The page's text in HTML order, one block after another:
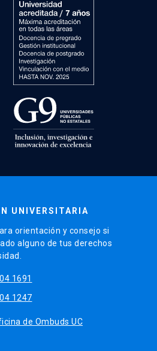
UNIVERSITARIA
orientación y consejo si
alguno de tus derechos
1691
1247
de Ombuds UC